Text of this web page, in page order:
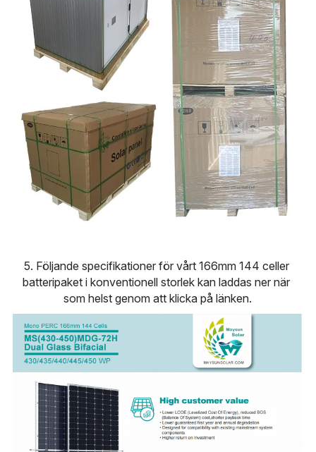
5. Följande specifikationer för vårt 166mm 144 celler
batteripaket i konventionell storlek kan laddas ner när
som helst genom att klicka på länken.